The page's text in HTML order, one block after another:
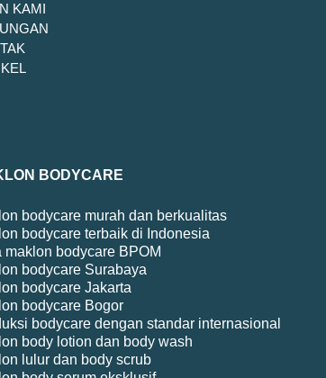
KAMI
BODYCARE
bodycare murah dan berkualitas
bodycare terbaik di Indonesia
maklon bodycare BPOM
bodycare Surabaya
bodycare Jakarta
bodycare Bogor
bodycare dengan standar internasional
body lotion dan body wash
lulur dan body scrub